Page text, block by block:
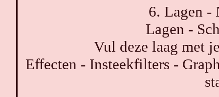
6. Lagen -
Lagen -
Vul deze laag met
Effecten - Insteekfilters -